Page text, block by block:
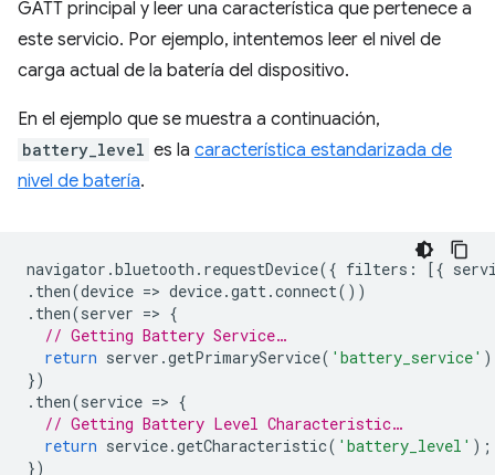
GATT principal y leer una característica que pertenece a
este servicio. Por ejemplo, intentemos leer el nivel de
carga actual de la batería del dispositivo.
En el ejemplo que se muestra a continuación,
battery_level es la característica estandarizada de
nivel de batería.
navigator .bluetooth . requestDevice({ filters : [{
. then(device => device.gatt.connect())
. then(server => {
// Getting Battery Service…
return server .getPrimaryService( 'battery_service'
})
. then(service => {
// Getting Battery Level Characteristic…
return service.getCharacteristic( 'battery_level' );
})